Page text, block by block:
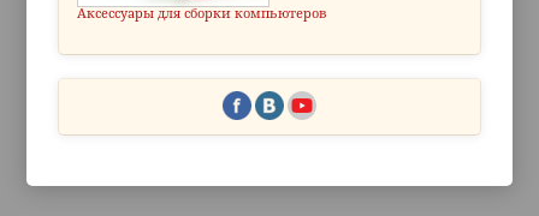
Аксессуары для сборки компьютеров